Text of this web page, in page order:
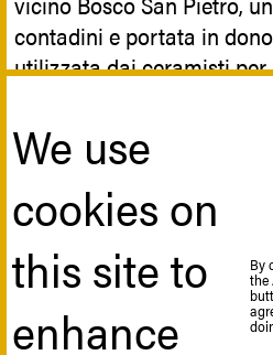
contadini e portata in
utilizzata dai ceramisti
Sitografia
Scalinata di Santa Maria
Caltagirone: 142 gradini
We use
cookies on
this site to
enhance
By
the